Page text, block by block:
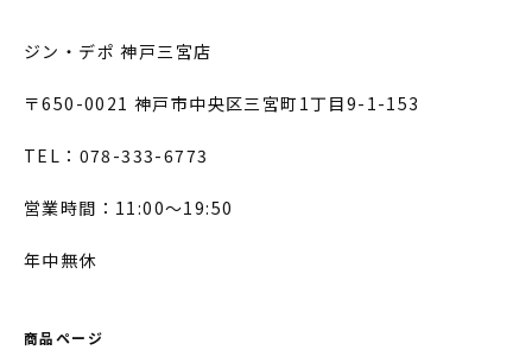
ジン・デポ 神戸三宮店
〒650-0021 神戸市中央区三宮町1丁目9-1-153
TEL：078-333-6773
営業時間：11:00～19:50
年中無休
商品ページ